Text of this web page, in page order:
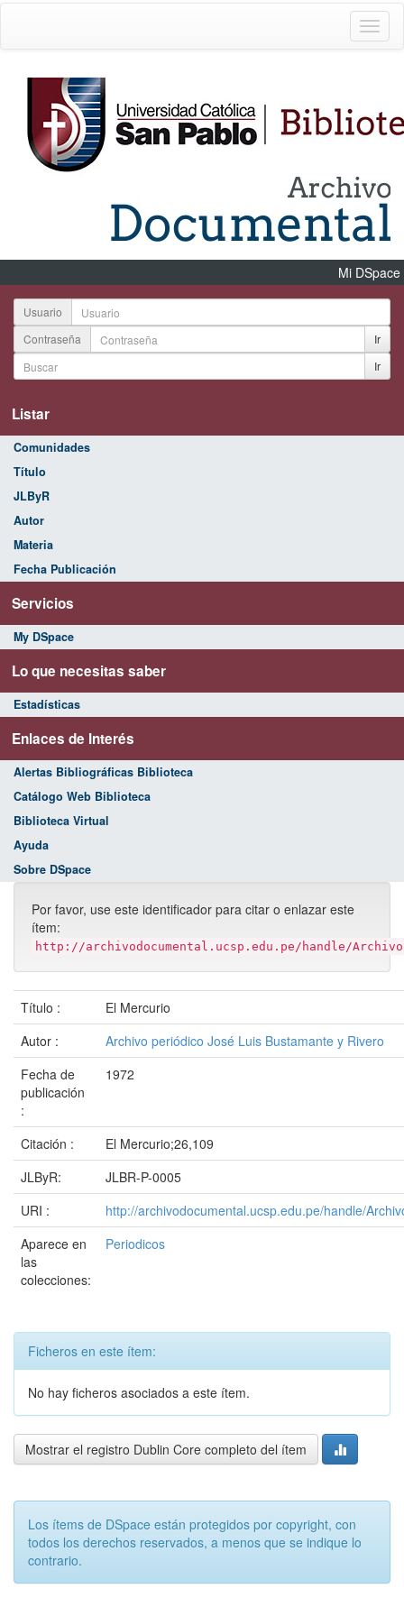
Mi DSpace
Usuario
Contraseña
Ir
Ir
Listar
Comunidades
Título
JLByR
Autor
Materia
Fecha Publicación
Servicios
My DSpace
Lo que necesitas saber
Estadísticas
Enlaces de Interés
Alertas Bibliográficas Biblioteca
Catálogo Web Biblioteca
Biblioteca Virtual
Ayuda
Sobre DSpace
Por favor, use este identificador para citar o enlazar este
ítem:
http://archivodocumental.ucsp.edu.pe/handle/
Título :
El Mercurio
Autor :
Archivo periódico José Luis Bustamante y Rivero
Fecha de
publicación
:
1972
Citación :
El Mercurio;26,109
JLByR:
JLBR-P-0005
URI :
http://archivodocumental.ucsp.edu.pe/handle/
Aparece en
las
colecciones:
Periodicos
Ficheros en este ítem:
No hay ficheros asociados a este ítem.
Mostrar el registro Dublin Core completo del ítem
Los ítems de DSpace están protegidos por copyright, con
todos los derechos reservados, a menos que se indique lo
contrario.